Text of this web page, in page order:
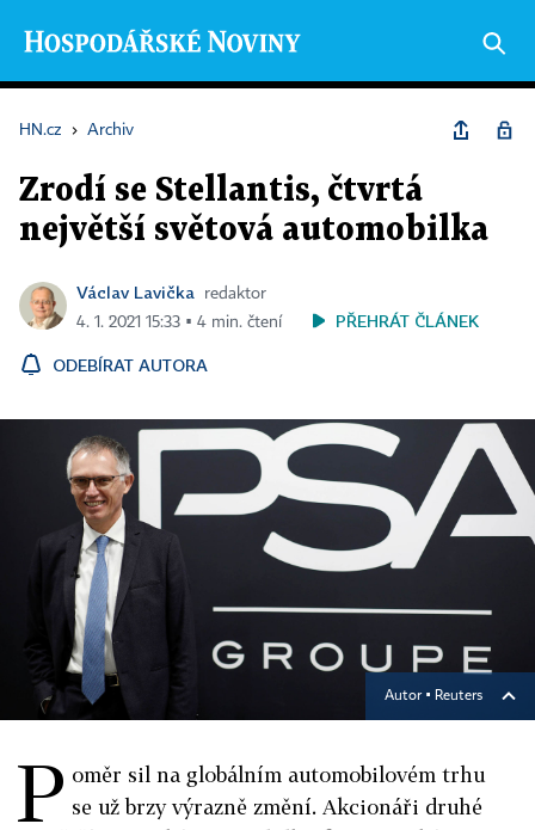
HN.cz › Archiv
Zrodí se Stellantis, čtvrtá
největší světová automobilka
Václav Lavička
redaktor
4. 1. 2021 15:33 ▪ 4 min. čtení
PŘEHRÁT ČLÁNEK
ODEBÍRAT AUTORA
Autor ▪ Reuters
P oměr sil na globálním automobilovém trhu
se už brzy výrazně změní. Akcionáři druhé